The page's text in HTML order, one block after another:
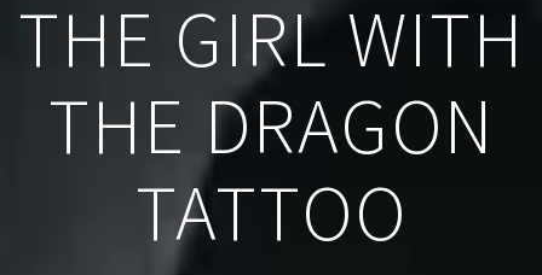
THE GIRL WITH
THE DRAGON
TATTOO